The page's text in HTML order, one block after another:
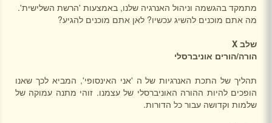
מתמקד בהגשמה וניהול האנרגיה שלנו, באמצעות 'הרשת השלישית'.
מה אתם מוכנים להשיג עכשיו? לאן אתם מוכנים להגיע?
שלב X
הורה/הורים אוניברסלי
תהליך של התכת האנרגיות של ה 'אני האינסופי', המביא לכך שאנו
הופכים להיות ההורה האוניברסלי של עצמנו. זוהי מתנה עמוקה של
שלמות וקדושה עבור כל הדורות.